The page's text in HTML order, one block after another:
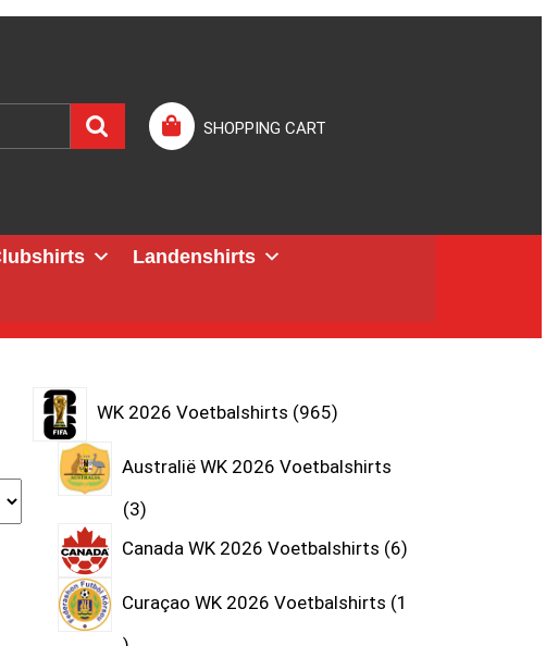
SHOPPING CART
Landenshirts
WK 2026 Voetbalshirts 965
Australië WK 2026 Voetbalshirts
3
Canada WK 2026 Voetbalshirts 6
Curaçao WK 2026 Voetbalshirts 1